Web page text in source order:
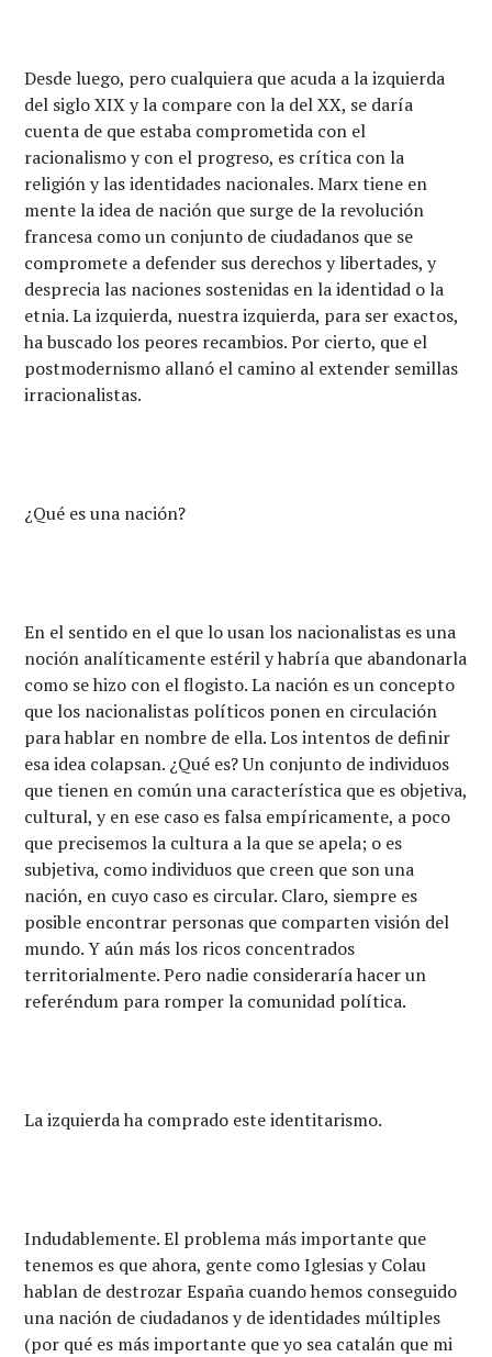
Desde luego, pero cualquiera que acuda a la izquierda
del siglo XIX y la compare con la del XX, se daría
cuenta de que estaba comprometida con el
racionalismo y con el progreso, es crítica con la
religión y las identidades nacionales. Marx tiene en
mente la idea de nación que surge de la revolución
francesa como un conjunto de ciudadanos que se
compromete a defender sus derechos y libertades, y
desprecia las naciones sostenidas en la identidad o la
etnia. La izquierda, nuestra izquierda, para ser exactos,
ha buscado los peores recambios. Por cierto, que el
postmodernismo allanó el camino al extender semillas
irracionalistas.
¿Qué es una nación?
En el sentido en el que lo usan los nacionalistas es una
noción analíticamente estéril y habría que abandonarla
como se hizo con el flogisto. La nación es un concepto
que los nacionalistas políticos ponen en circulación
para hablar en nombre de ella. Los intentos de definir
esa idea colapsan. ¿Qué es? Un conjunto de individuos
que tienen en común una característica que es objetiva,
cultural, y en ese caso es falsa empíricamente, a poco
que precisemos la cultura a la que se apela; o es
subjetiva, como individuos que creen que son una
nación, en cuyo caso es circular. Claro, siempre es
posible encontrar personas que comparten visión del
mundo. Y aún más los ricos concentrados
territorialmente. Pero nadie consideraría hacer un
referéndum para romper la comunidad política.
La izquierda ha comprado este identitarismo.
Indudablemente. El problema más importante que
tenemos es que ahora, gente como Iglesias y Colau
hablan de destrozar España cuando hemos conseguido
una nación de ciudadanos y de identidades múltiples
(por qué es más importante que yo sea catalán que mi